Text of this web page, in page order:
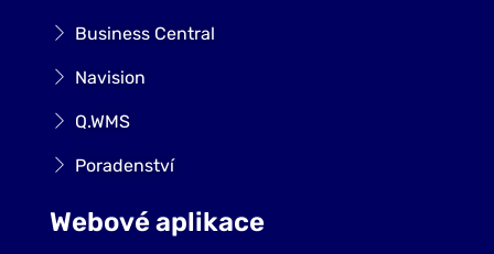
Business Central
Navision
Q.WMS
Poradenství
Webové aplikace